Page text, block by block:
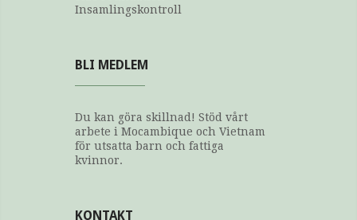
Insamlingskontroll
BLI MEDLEM
Du kan göra skillnad! Stöd vårt
arbete i Mocambique och Vietnam
för utsatta barn och fattiga
kvinnor.
KONTAKT